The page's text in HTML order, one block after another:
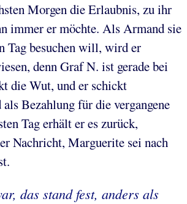
Morgen die Erlaubnis, zu ihr
immer er möchte. Als Armand sie
Tag besuchen will, wird er
denn Graf N. ist gerade bei
die Wut, und er schickt
Bezahlung für die vergangene
Tag erhält er es zurück,
Nachricht, Marguerite sei nach
das stand fest, anders als